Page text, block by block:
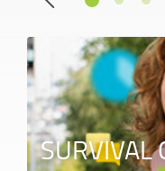
SURVIVAL